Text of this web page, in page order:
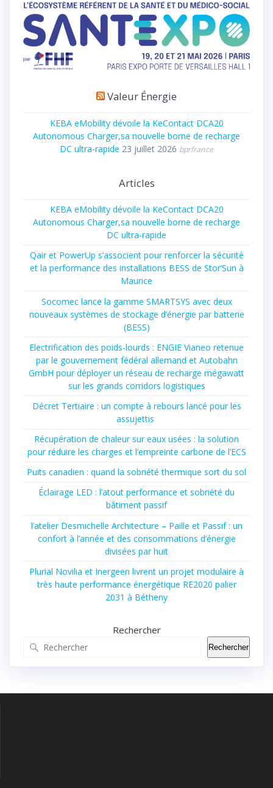
Valeur Énergie
KEBA eMobility dévoile la KeContact DCA20
Autonomous Charger,sa nouvelle borne de recharge
DC ultra-rapide 23 juillet 2026 bprfrance
Articles
KEBA eMobility dévoile la KeContact DCA20
Autonomous Charger,sa nouvelle borne de recharge
DC ultra-rapide
Qair et PowerUp s’associent pour renforcer la sécurité
et la performance des installations BESS de Stor’Sun à
Maurice
Socomec lance la gamme SMARTSYS avec deux
nouveaux systèmes de stockage d’énergie par batterie
(BESS)
Electrification des poids-lourds : ENGIE Vianeo retenue
par le gouvernement fédéral allemand et Autobahn
GmbH pour déployer un réseau de recharge mégawatt
sur les grands corridors logistiques
Décret Tertiaire : un compte à rebours lancé pour les
assujettis
Récupération de chaleur sur eaux usées : la solution
pour réduire les charges et l’empreinte carbone de l’ECS
Puits canadien : quand la sobriété thermique sort du sol
Éclairage LED : l’atout performance et sobriété du
bâtiment passif
l’atelier Desmichelle Architecture – Paille et Passif : un
confort à l’année et des consommations d’énergie
divisées par huit
Plurial Novilia et Inergeen livrent un projet modulaire à
très haute performance énergétique RE2020 palier
2031 à Bétheny
Rechercher
Rechercher